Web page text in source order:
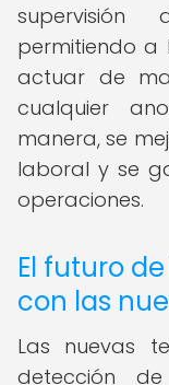
permitiendo a
actuar de
cualquier
manera, se
laboral y se
operaciones.
El futuro
con las
Las nuevas
detección